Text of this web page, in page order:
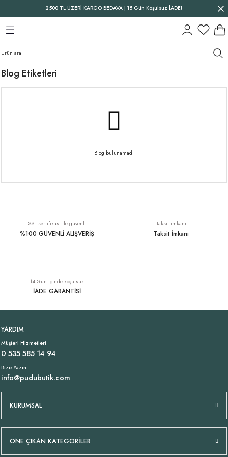
2500 TL ÜZERİ KARGO BEDAVA | 15 Gün Koşulsuz İADE!
Geri Dön
Geri Dön
Geri Dön
Blog Etiketleri
Blog bulunamadı
SSL sertifikası ile güvenli
%100 GÜVENLİ ALIŞVERİŞ
Taksit imkanı
Taksit İmkanı
14 Gün içinde koşulsuz
İADE GARANTİSİ
YARDIM
Müşteri Hizmetleri
0 535 585 14 94
Bize Yazın
info@pudubutik.com
KURUMSAL
ÖNE ÇIKAN KATEGORİLER